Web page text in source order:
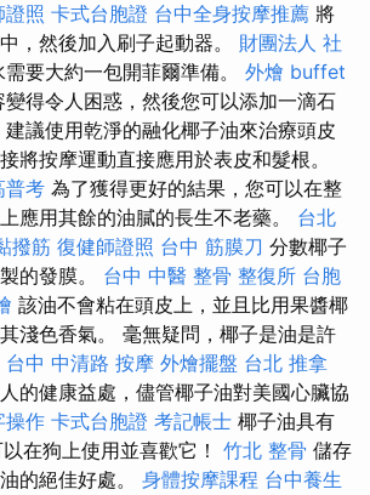
證照 卡式台胞證 台中全身按摩推薦 將
，然後加入刷子起動器。 財團法人 社
要大約一包開菲爾準備。 外燴 buffet
變得令人困惑，然後您可以添加一滴石
議使用乾淨的融化椰子油來治療頭皮
將按摩運動直接應用於表皮和髮根。
普考 為了獲得更好的結果，您可以在整
應用其餘的油膩的長生不老藥。 台北
撥筋 復健師證照 台中 筋膜刀 分數椰子
的發膜。 台中 中醫 整骨 整復所 台胞
該油不會粘在頭皮上，並且比用果醬椰
淺色香氣。 毫無疑問，椰子是油是許
台中 中清路 按摩 外燴擺盤 台北 推拿
的健康益處，儘管椰子油對美國心臟協
操作 卡式台胞證 考記帳士 椰子油具有
在狗上使用並喜歡它！ 竹北 整骨 儲存
的絕佳好處。 身體按摩課程 台中養生